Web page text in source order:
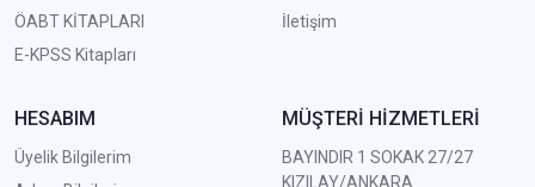
ÖABT KİTAPLARI
E-KPSS Kitapları
İletişim
HESABIM
Üyelik Bilgilerim
MÜŞTERİ HİZMETLERİ
BAYINDIR 1 SOKAK 27/27
KIZILAY/ANKARA